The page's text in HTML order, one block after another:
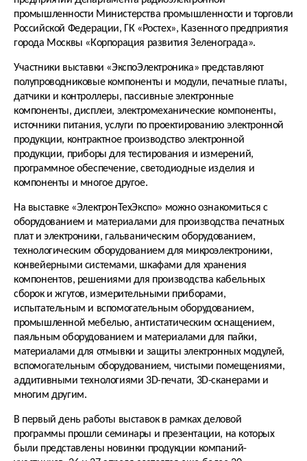
промышленности Министерства промышленности и торговли
Российской Федерации, ГК «Ростех», Казенного предприятия
города Москвы «Корпорация развития Зеленограда».
Участники выставки «ЭкспоЭлектроника» представляют
полупроводниковые компоненты и модули, печатные платы,
датчики и контроллеры, пассивные электронные
компоненты, дисплеи, электромеханические компоненты,
источники питания, услуги по проектированию электронной
продукции, контрактное производство электронной
продукции, приборы для тестирования и измерений,
программное обеспечение, светодиодные изделия и
компоненты и многое другое.
На выставке «ЭлектронТехЭкспо» можно ознакомиться с
оборудованием и материалами для производства печатных
плат и электроники, гальваническим оборудованием,
технологическим оборудованием для микроэлектроники,
конвейерными системами, шкафами для хранения
компонентов, решениями для производства кабельных
сборок и жгутов, измерительными приборами,
испытательным и вспомогательным оборудованием,
промышленной мебелью, антистатическим оснащением,
паяльным оборудованием и материалами для пайки,
материалами для отмывки и защиты электронных модулей,
вспомогательным оборудованием, чистыми помещениями,
аддитивными технологиями 3D-печати, 3D-сканерами и
многим другим.
В первый день работы выставок в рамках деловой
программы прошли семинары и презентации, на которых
были представлены новинки продукции компаний-